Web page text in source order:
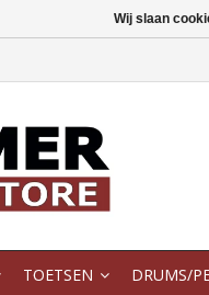
TOETSEN DRUMS/
Wij slaan